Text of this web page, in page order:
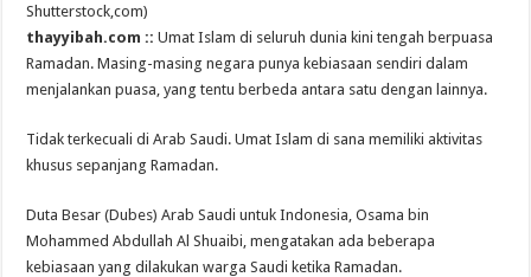
thayyibah.com ::Umat Islam di seluruh dunia kini tengah berpuasa
Ramadan. Masing-masing negara punya kebiasaan sendiri dalam
menjalankan puasa, yang tentu berbeda antara satu dengan lainnya.
Tidak terkecuali di Arab Saudi. Umat Islam di sana memiliki aktivitas
khusus sepanjang Ramadan.
Duta Besar (Dubes) Arab Saudi untuk Indonesia, Osama bin
Mohammed Abdullah Al Shuaibi, mengatakan ada beberapa
kebiasaan yang dilakukan warga Saudi ketika Ramadan.